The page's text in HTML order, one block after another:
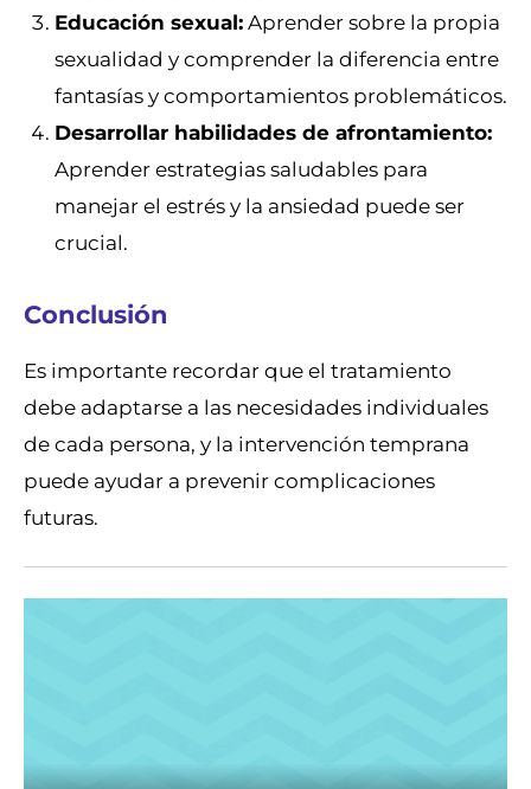
Educación sexual:Aprender sobre la propia
sexualidad y comprender la diferencia entre
fantasías y comportamientos problemáticos.
Desarrollar habilidades de afrontamiento:
Aprender estrategias saludables para
manejar el estrés y la ansiedad puede ser
crucial.
Conclusión
Es importante recordar que el tratamiento
debe adaptarse a las necesidades individuales
de cada persona, y la intervención temprana
puede ayudar a prevenir complicaciones
futuras.